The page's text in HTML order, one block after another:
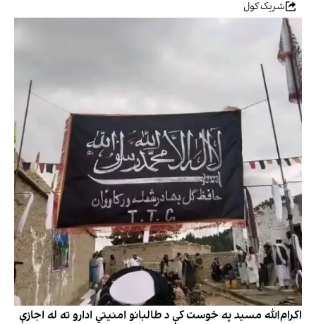
شریک کول
اکرام‌الله مسید په خوست کې د طالبانو امنیتي ادارو ته له اجازې